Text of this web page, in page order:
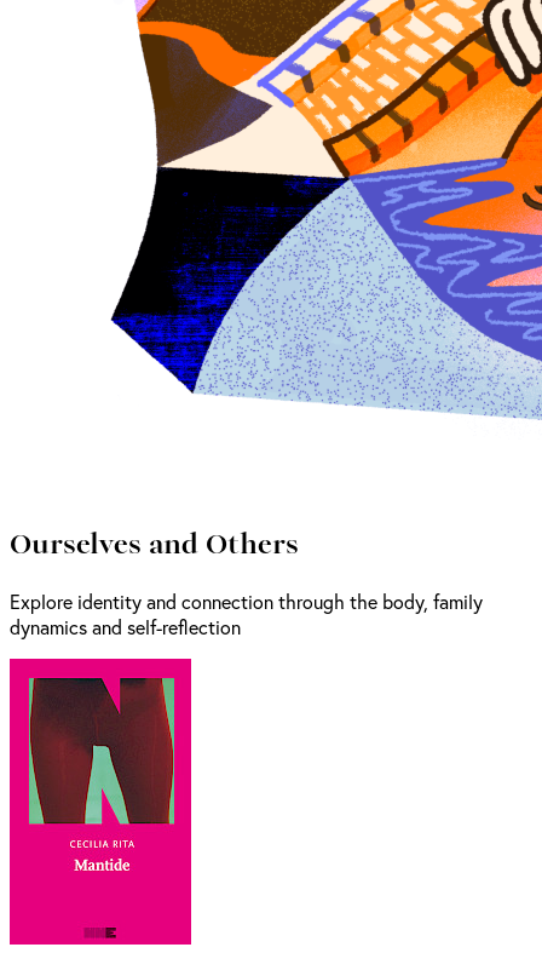
Ourselves and Others
Explore identity and connection through the body, family
dynamics and self-reflection